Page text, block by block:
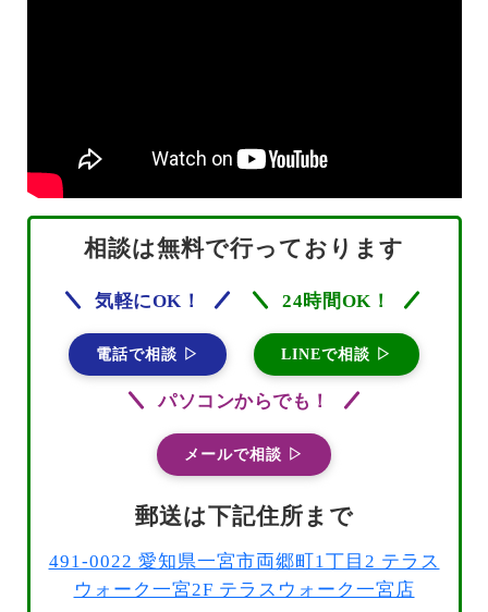
相談は無料で行っております
気軽にOK！
電話で相談 ▷
24時間OK！
LINEで相談 ▷
パソコンからでも！
メールで相談 ▷
郵送は下記住所まで
491-0022 愛知県一宮市両郷町1丁目2 テラス
ウォーク一宮2F テラスウォーク一宮店